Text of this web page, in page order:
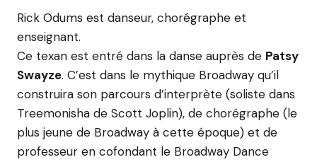
Rick Odums est danseur, chorégraphe et
enseignant.
Ce texan est entré dans la danse auprès de Patsy
Swayze. C’est dans le mythique Broadway qu’il
construira son parcours d’interprète (soliste dans
Treemonisha de Scott Joplin), de chorégraphe (le
plus jeune de Broadway à cette époque) et de
professeur en cofondant le Broadway Dance